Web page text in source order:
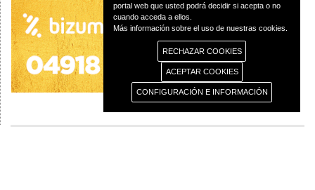
portal web que usted podrá decidir si acepta o no
cuando acceda a ellos.
Más información sobre el uso de nuestras cookies.
RECHAZAR COOKIES
ACEPTAR COOKIES
CONFIGURACIÓN E INFORMACIÓN